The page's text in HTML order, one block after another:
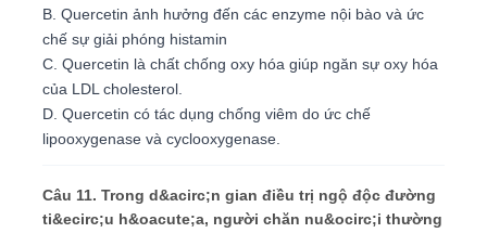
B. Quercetin ảnh hưởng đến các enzyme nội bào và ức
chế sự giải phóng histamin
C. Quercetin là chất chống oxy hóa giúp ngăn sự oxy hóa
của LDL cholesterol.
D. Quercetin có tác dụng chống viêm do ức chế
lipooxygenase và cyclooxygenase.
Câu 11. Trong d&acirc;n gian điều trị ngộ độc đường
ti&ecirc;u h&oacute;a, người chăn nu&ocirc;i thường